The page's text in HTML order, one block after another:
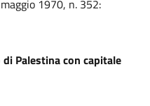
1970, n. 352:
Palestina con capitale